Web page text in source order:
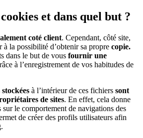
et dans quel but ?
coté client. Cependant, côté site,
à la possibilité d’obtenir sa propre copie.
dans le but de vous fournir une
à l’enregistrement de vos habitudes de
à l’intérieur de ces fichiers sont
de sites. En effet, cela donne
sur le comportement de navigations des
de créer des profils utilisateurs afin